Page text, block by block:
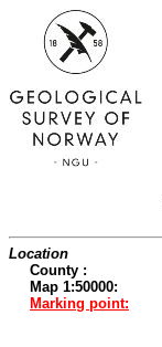
Location
County :
Map 1:50000:
Marking point: